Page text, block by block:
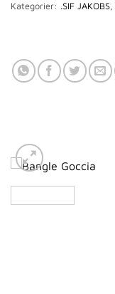
Kategorier: .SIF JAKOBS,